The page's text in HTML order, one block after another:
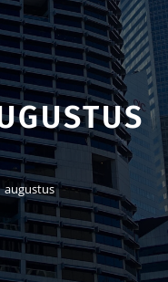
augustus